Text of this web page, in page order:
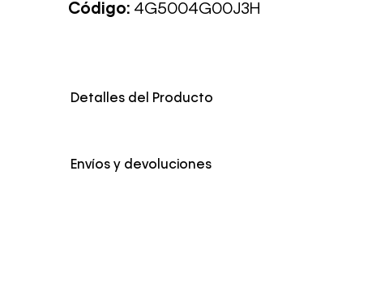
Código: 4G5004G00J3H
Detalles del Producto
Envíos y devoluciones